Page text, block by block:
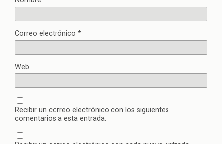
Correo electrónico *
Web
Recibir un correo electrónico con los siguientes
comentarios a esta entrada.